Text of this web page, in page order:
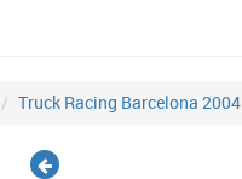
Truck Racing Barcelona 2004